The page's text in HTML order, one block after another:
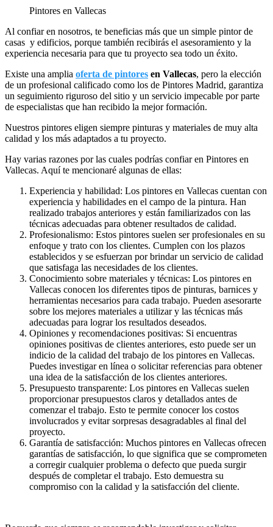
Pintores en Vallecas
Al confiar en nosotros, te beneficias más que un simple pintor de
casas y edificios, porque también recibirás el asesoramiento y la
experiencia necesaria para que tu proyecto sea todo un éxito.
Existe una amplia oferta de pintores en Vallecas, pero la elección
de un profesional calificado como los de Pintores Madrid, garantiza
un seguimiento riguroso del sitio y un servicio impecable por parte
de especialistas que han recibido la mejor formación.
Nuestros pintores eligen siempre pinturas y materiales de muy alta
calidad y los más adaptados a tu proyecto.
Hay varias razones por las cuales podrías confiar en Pintores en
Vallecas. Aquí te mencionaré algunas de ellas:
Experiencia y habilidad: Los pintores en Vallecas cuentan con
experiencia y habilidades en el campo de la pintura. Han
realizado trabajos anteriores y están familiarizados con las
técnicas adecuadas para obtener resultados de calidad.
Profesionalismo: Estos pintores suelen ser profesionales en su
enfoque y trato con los clientes. Cumplen con los plazos
establecidos y se esfuerzan por brindar un servicio de calidad
que satisfaga las necesidades de los clientes.
Conocimiento sobre materiales y técnicas: Los pintores en
Vallecas conocen los diferentes tipos de pinturas, barnices y
herramientas necesarios para cada trabajo. Pueden asesorarte
sobre los mejores materiales a utilizar y las técnicas más
adecuadas para lograr los resultados deseados.
Opiniones y recomendaciones positivas: Si encuentras
opiniones positivas de clientes anteriores, esto puede ser un
indicio de la calidad del trabajo de los pintores en Vallecas.
Puedes investigar en línea o solicitar referencias para obtener
una idea de la satisfacción de los clientes anteriores.
Presupuesto transparente: Los pintores en Vallecas suelen
proporcionar presupuestos claros y detallados antes de
comenzar el trabajo. Esto te permite conocer los costos
involucrados y evitar sorpresas desagradables al final del
proyecto.
Garantía de satisfacción: Muchos pintores en Vallecas ofrecen
garantías de satisfacción, lo que significa que se comprometen
a corregir cualquier problema o defecto que pueda surgir
después de completar el trabajo. Esto demuestra su
compromiso con la calidad y la satisfacción del cliente.